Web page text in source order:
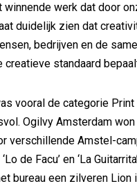
winnende werk dat door
duidelijk zien dat
bedrijven en de
standaard
vooral de categorie Print
Ogilvy Amsterdam
verschillende Amstel-
de Facu’ en ‘La
bureau een zilveren Lion